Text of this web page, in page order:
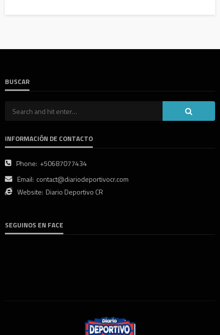
BUSCAR
INFORMACIÓN DE CONTACTO
Phone: +50687077434
Email: contact@diariodeportivocr.com
Website: Diario Deportivo CR
SEGUINOS EN FACE